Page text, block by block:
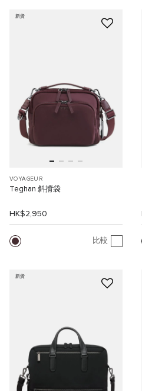
新貨
VOYAGEUR
Teghan 斜揹袋
HK$2,950
比較
新貨